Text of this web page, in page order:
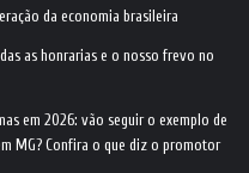
da economia brasileira
as honrarias e o nosso frevo no
em 2026: vão seguir o exemplo de
MG? Confira o que diz o promotor